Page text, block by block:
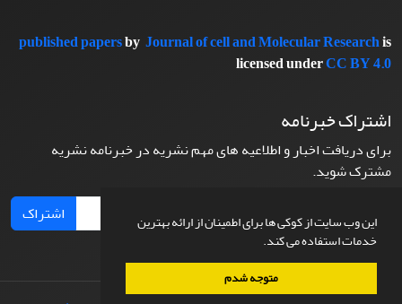
این وب سایت از کوکی ها برای اطمینان از ارائه بهترین
خدمات استفاده می کند.
متوجه شدم
published papersby Journal of cell and Molecular Researchis
licensed underCC BY 4.0
اشتراک خبرنامه
برای دریافت اخبار و اطلاعیه های مهم نشریه در خبرنامه نشریه
مشترک شوید.
اشتراک